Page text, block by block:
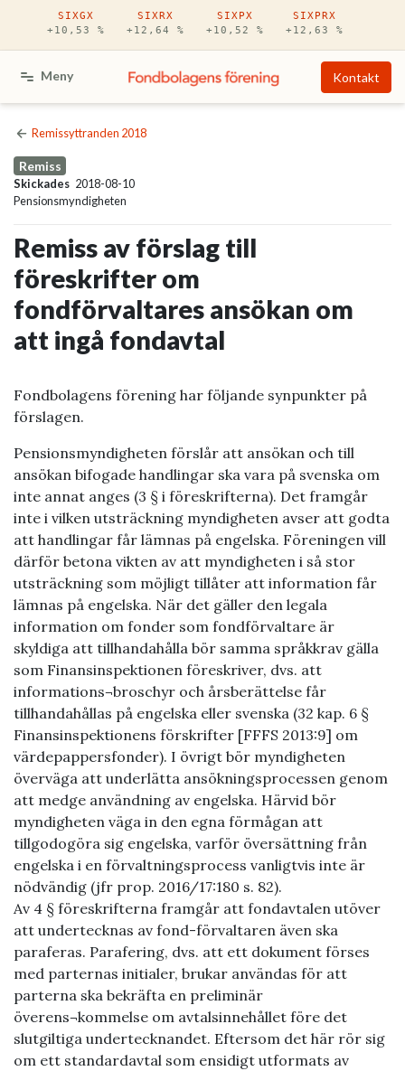
Hoppa till huvudinnehåll
SIXGX
+10,53 %
SIXRX
+12,64 %
SIXPX
+10,52 %
SIXPRX
+12,63 %
Meny Kontakt
Remissyttranden 2018
Remiss
Skickades 2018-08-10
Pensionsmyndigheten
Remiss av förslag till
föreskrifter om
fondförvaltares ansökan om
att ingå fondavtal
Fondbolagens förening har följande synpunkter på
förslagen.
Pensionsmyndigheten förslår att ansökan och till
ansökan bifogade handlingar ska vara på svenska om
inte annat anges (3 § i föreskrifterna). Det framgår
inte i vilken utsträckning myndigheten avser att godta
att handlingar får lämnas på engelska. Föreningen vill
därför betona vikten av att myndigheten i så stor
utsträckning som möjligt tillåter att information får
lämnas på engelska. När det gäller den legala
information om fonder som fondförvaltare är
skyldiga att tillhandahålla bör samma språkkrav gälla
som Finansinspektionen föreskriver, dvs. att
informations¬broschyr och årsberättelse får
tillhandahållas på engelska eller svenska (32 kap. 6 §
Finansinspektionens förskrifter [FFFS 2013:9] om
värdepappersfonder). I övrigt bör myndigheten
överväga att underlätta ansökningsprocessen genom
att medge användning av engelska. Härvid bör
myndigheten väga in den egna förmågan att
tillgodogöra sig engelska, varför översättning från
engelska i en förvaltningsprocess vanligtvis inte är
nödvändig (jfr prop. 2016/17:180 s. 82).
Av 4 § föreskrifterna framgår att fondavtalen utöver
att undertecknas av fond-förvaltaren även ska
paraferas. Parafering, dvs. att ett dokument förses
med parternas initialer, brukar användas för att
parterna ska bekräfta en preliminär
överens¬kommelse om avtalsinnehållet före det
slutgiltiga undertecknandet. Eftersom det här rör sig
om ett standardavtal som ensidigt utformats av